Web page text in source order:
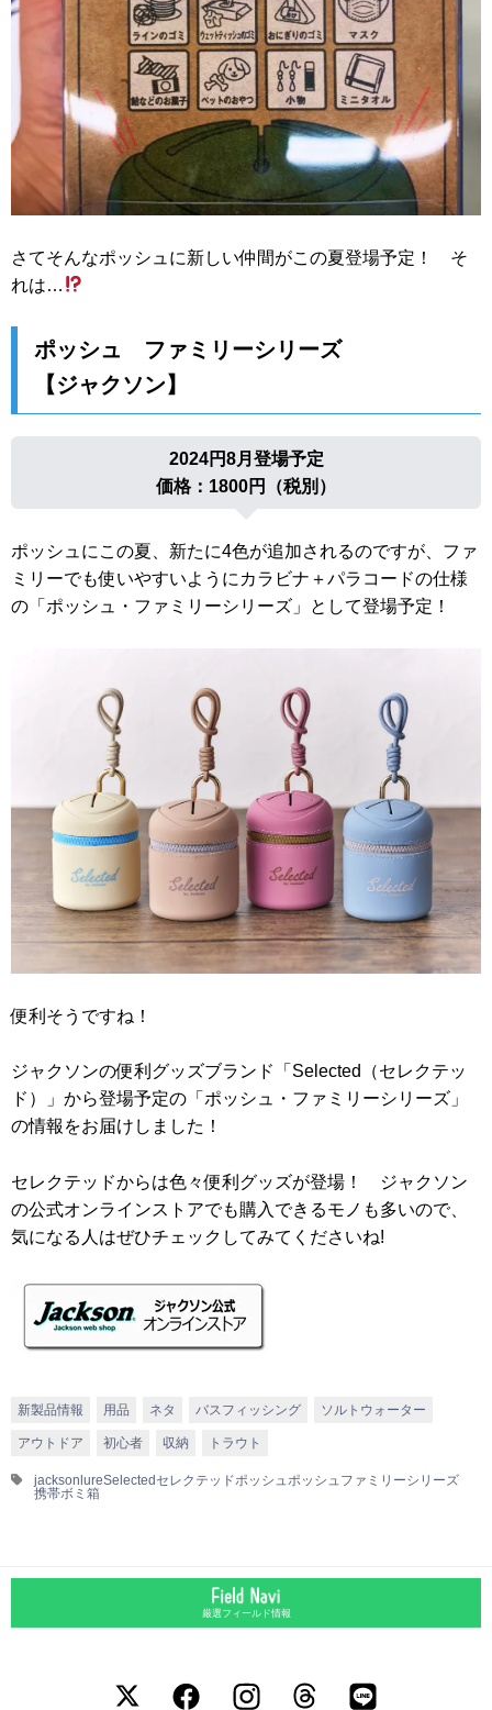
さてそんなポッシュに新しい仲間がこの夏登場予定！ そ
れは…
ポッシュ ファミリーシリーズ
【ジャクソン】
2024円8月登場予定
価格：1800円（税別）
ポッシュにこの夏、新たに4色が追加されるのですが、ファ
ミリーでも使いやすいようにカラビナ＋パラコードの仕様
の「ポッシュ・ファミリーシリーズ」として登場予定！
便利そうですね！
ジャクソンの便利グッズブランド「Selected（セレクテッ
ド）」から登場予定の「ポッシュ・ファミリーシリーズ」
の情報をお届けしました！
セレクテッドからは色々便利グッズが登場！ ジャクソン
の公式オンラインストアでも購入できるモノも多いので、
気になる人はぜひチェックしてみてくださいね!
新製品情報 用品 ネタ バスフィッシング ソルトウォーター
アウトドア 初心者 収納 トラウト
jacksonlureSelected セレクテッドポッシュポッシュファミリーシリーズ
携帯ボミ箱
厳選フィールド情報